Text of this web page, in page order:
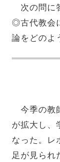
次の問に
◎古代教会
論をどのよ
今季の教
が拡大し、
なった。レ
足が見られ